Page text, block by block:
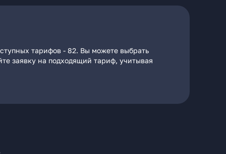
тарифов - 82. Вы можете выбрать
заявку на подходящий тариф, учитывая